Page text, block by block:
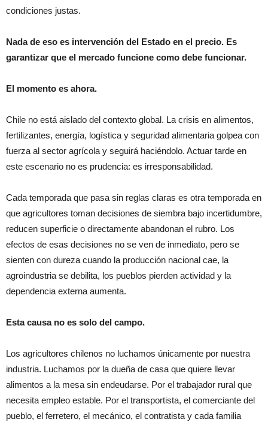
condiciones justas.
Nada de eso es intervención del Estado en el precio. Es
garantizar que el mercado funcione como debe funcionar.
El momento es ahora.
Chile no está aislado del contexto global. La crisis en alimentos,
fertilizantes, energía, logística y seguridad alimentaria golpea con
fuerza al sector agrícola y seguirá haciéndolo. Actuar tarde en
este escenario no es prudencia: es irresponsabilidad.
Cada temporada que pasa sin reglas claras es otra temporada en
que agricultores toman decisiones de siembra bajo incertidumbre,
reducen superficie o directamente abandonan el rubro. Los
efectos de esas decisiones no se ven de inmediato, pero se
sienten con dureza cuando la producción nacional cae, la
agroindustria se debilita, los pueblos pierden actividad y la
dependencia externa aumenta.
Esta causa no es solo del campo.
Los agricultores chilenos no luchamos únicamente por nuestra
industria. Luchamos por la dueña de casa que quiere llevar
alimentos a la mesa sin endeudarse. Por el trabajador rural que
necesita empleo estable. Por el transportista, el comerciante del
pueblo, el ferretero, el mecánico, el contratista y cada familia